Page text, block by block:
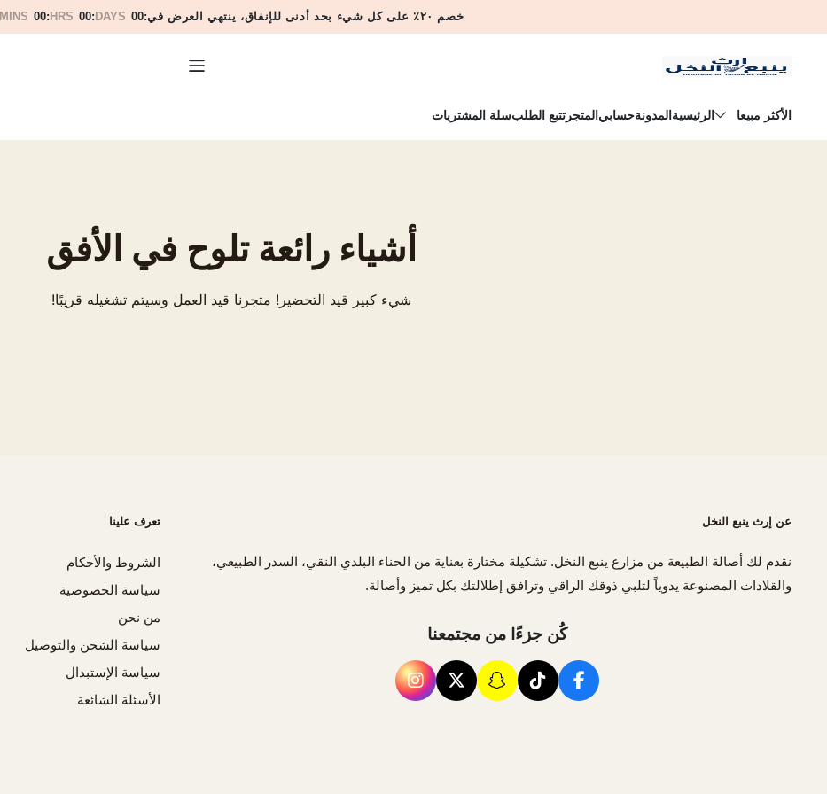
خصم ٢٠٪ على كل شيء بحد أدنى للإنفاق، ينتهي العرض في: 00
DAYS
:
00
HRS
:
00
MINS
الأكثر مبيعا الرئيسيةالمدونةحسابيالمتجر تتبع الطلبسلة المشتريات
أشياء رائعة تلوح في الأفق
شيء كبير قيد التحضير! متجرنا قيد العمل وسيتم تشغيله قريبًا!
عن إرث ينبع النخل
نقدم لك أصالة الطبيعة من مزارع ينبع النخل. تشكيلة مختارة بعناية من الحناء البلدي النقي، السدر الطبيعي،
والقلادات المصنوعة يدوياً لتلبي ذوقك الراقي وترافق إطلالتك بكل تميز وأصالة.
كُن جزءًا من مجتمعنا
تعرف علينا
الشروط والأحكام
سياسة الخصوصية
من نحن
سياسة الشحن والتوصيل
سياسة الإستبدال
الأسئلة الشائعة